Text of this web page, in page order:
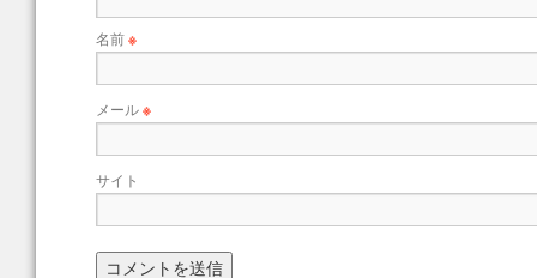
名前※
メール※
サイト